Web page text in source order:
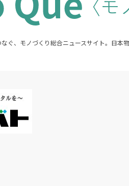
ぐ、モノづくり総合ニュースサイト。日本